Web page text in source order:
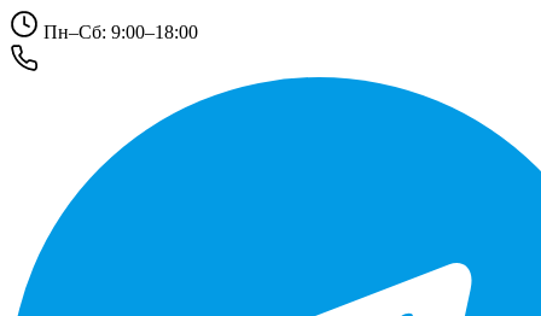
Пн–Сб: 9:00–18:00